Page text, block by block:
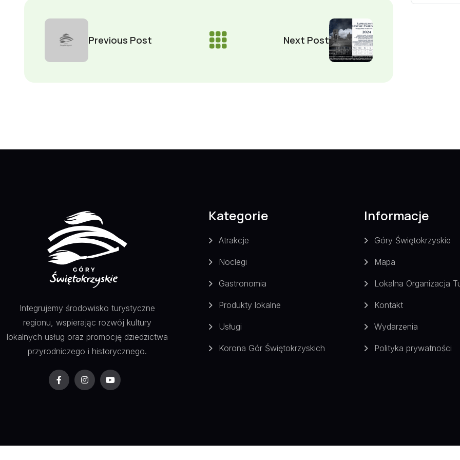
Previous Post Next Post
Integrujemy środowisko turystyczne
regionu, wspierając rozwój kultury
lokalnych usług oraz promocję dziedzictwa
przyrodniczego i historycznego.
Kategorie
Atrakcje
Noclegi
Gastronomia
Produkty lokalne
Usługi
Korona Gór Świętokrzyskich
Informacje
Góry Świętokrzyskie
Mapa
Lokalna Organizacja
Kontakt
Wydarzenia
Polityka prywatności